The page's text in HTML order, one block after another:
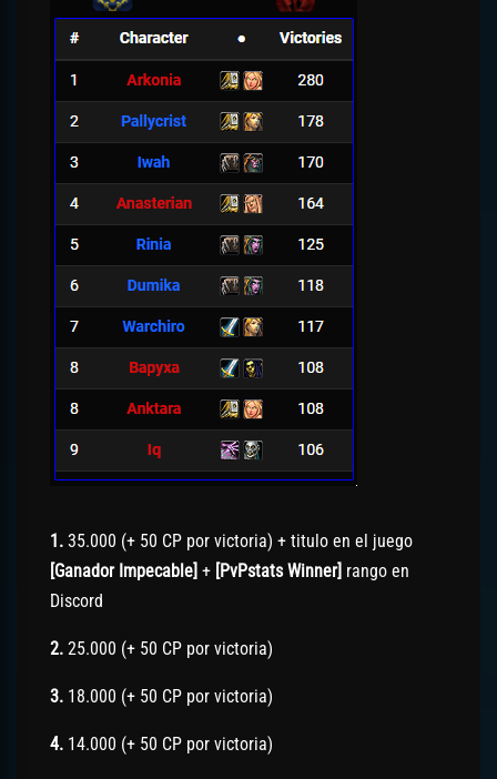
1. 35.000 (+ 50 CP por victoria) + titulo en el juego
[Ganador Impecable] + [PvPstats Winner] rango en
Discord
2. 25.000 (+ 50 CP por victoria)
3. 18.000 (+ 50 CP por victoria)
4. 14.000 (+ 50 CP por victoria)